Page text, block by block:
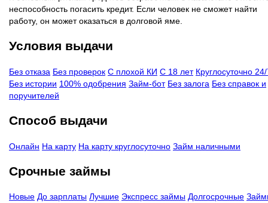
неспособность погасить кредит. Если человек не сможет найти
работу, он может оказаться в долговой яме.
Условия выдачи
Без отказа Без проверок С плохой КИ С 18 лет Круглосуточно
Без истории 100% одобрения Займ-бот Без залога Без справок и
поручителей
Способ выдачи
Онлайн На карту На карту круглосуточно Займ наличными
Срочные займы
Новые До зарплаты Лучшие Экспресс займы Долгосрочные